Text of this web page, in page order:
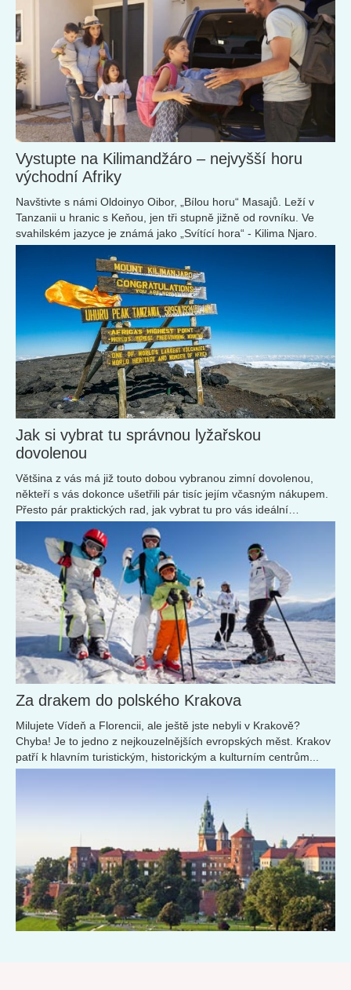
Vystupte na Kilimandžáro – nejvyšší horu
východní Afriky
Navštivte s námi Oldoinyo Oibor, „Bílou horu“ Masajů. Leží v
Tanzanii u hranic s Keňou, jen tři stupně jižně od rovníku. Ve
svahilském jazyce je známá jako „Svítící hora“ - Kilima Njaro.
Jak si vybrat tu správnou lyžařskou
dovolenou
Většina z vás má již touto dobou vybranou zimní dovolenou,
někteří s vás dokonce ušetřili pár tisíc jejím včasným nákupem.
Přesto pár praktických rad, jak vybrat tu pro vás ideální
destinaci...
Za drakem do polského Krakova
Milujete Vídeň a Florencii, ale ještě jste nebyli v Krakově?
Chyba! Je to jedno z nejkouzelnějších evropských měst. Krakov
patří k hlavním turistickým, historickým a kulturním centrům...